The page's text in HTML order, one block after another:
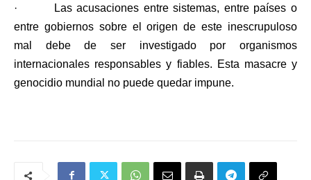
·
Las acusaciones entre sistemas, entre países o
entre gobiernos sobre el origen de este inescrupuloso
mal debe de ser investigado por organismos
internacionales responsables y fiables. Esta masacre y
genocidio mundial no puede quedar impune.